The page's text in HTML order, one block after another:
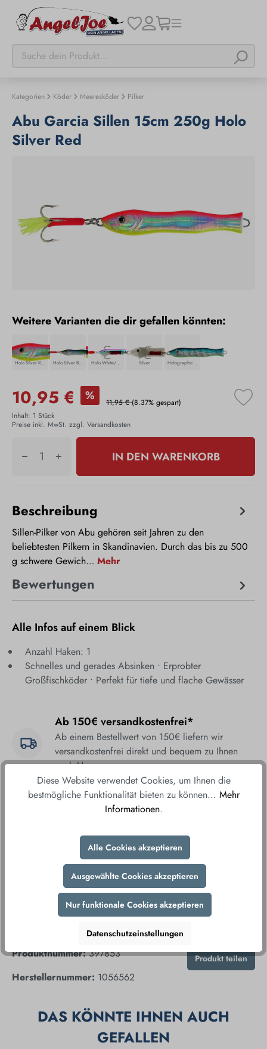
Kategorien Köder Meeresköder Pilker
Abu Garcia Sillen 15cm 250g Holo
Silver Red
Weitere Varianten die dir gefallen könnten:
Holo Silver Red Holo Silver Black Holo White/Blue Silver Holographic Blue
10,95 € % 11,95 €(8.37% gespart)
Inhalt: 1 Stück
Preise inkl. MwSt. zzgl. Versandkosten
IN DEN WARENKORB
Beschreibung
Sillen-Pilker von Abu gehören seit Jahren zu den
beliebtesten Pilkern in Skandinavien. Durch das bis zu 500
g schwere Gewich… Mehr
Bewertungen
Alle Infos auf einem Blick
Anzahl Haken: 1
Schnelles und gerades Absinken • Erprobter
Großfischköder • Perfekt für tiefe und flache Gewässer
Ab 150€ versandkostenfrei*
Ab einem Bestellwert von 150€ liefern wir
versandkostenfrei direkt und bequem zu Ihnen
nach Hause.
Fair & sicher bestellen
Durch unsere sicheren Zahlungsmethoden und
Ihnen ein sorgenfreies Einkaufserlebnis.
Produkt teilen
Produktnummer:397853
Herstellernummer: 1056562
DAS KÖNNTE IHNEN AUCH
GEFALLEN
Diese Website verwendet Cookies, um Ihnen die
bestmögliche Funktionalität bieten zu können... Mehr
Informationen.
Alle Cookies akzeptieren
Ausgewählte Cookies akzeptieren
Nur funktionale Cookies akzeptieren
Datenschutzeinstellungen